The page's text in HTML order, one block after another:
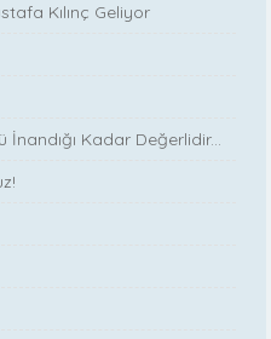
Kılınç Geliyor
Kadar Değerlidir...